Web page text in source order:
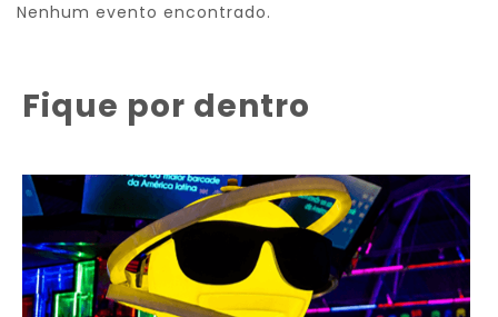
Nenhum evento encontrado.
Fique por dentro